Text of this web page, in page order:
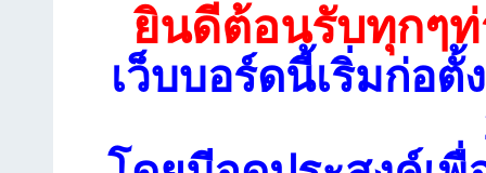
ยินดีต้อนรับทุกๆท่
เว็บบอร์ดนี้เริ่มก่อ